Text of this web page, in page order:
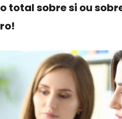
total sobre si ou